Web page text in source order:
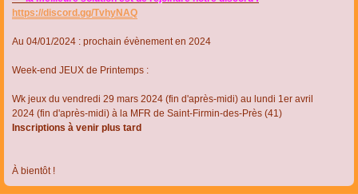
https://discord.gg/TvhyNAQ
Au 04/01/2024 : prochain évènement en 2024
Week-end JEUX de Printemps :
Wk jeux du vendredi 29 mars 2024 (fin d'après-midi) au lundi 1er avril
2024 (fin d'après-midi) à la MFR de Saint-Firmin-des-Près (41)
Inscriptions à venir plus tard
À bientôt !